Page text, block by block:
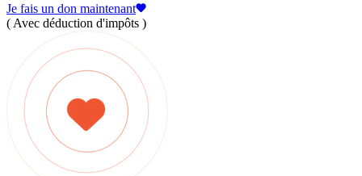
Je fais un don maintenant
( Avec déduction d'impôts )